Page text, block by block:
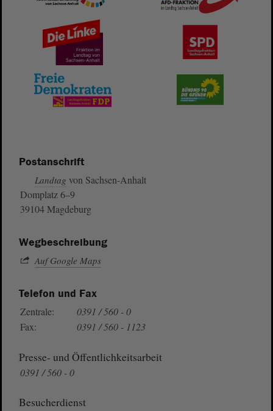
Postanschrift
Landtag von Sachsen-Anhalt
Domplatz 6–9
39104 Magdeburg
Wegbeschreibung
Auf Google Maps
Telefon und Fax
Zentrale:
0391 / 560 - 0
Fax:
0391 / 560 - 1123
Presse- und Öffentlichkeitsarbeit
0391 / 560 - 0
Besucherdienst